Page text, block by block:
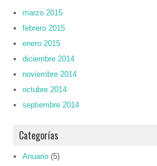
marzo 2015
febrero 2015
enero 2015
diciembre 2014
noviembre 2014
octubre 2014
septiembre 2014
Categorías
Anuario (5)